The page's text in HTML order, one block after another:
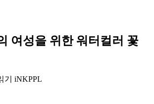
여성을 위한 워터컬러 꽃
기
iNKPPL